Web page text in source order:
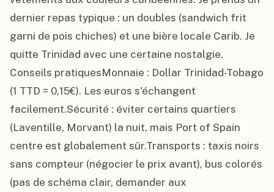
dernier repas typique : un doubles (sandwich frit
garni de pois chiches) et une bière locale Carib. Je
quitte Trinidad avec une certaine nostalgie.
Conseils pratiquesMonnaie : Dollar Trinidad-Tobago
(1 TTD = 0,15€). Les euros s'échangent
facilement.Sécurité : éviter certains quartiers
(Laventille, Morvant) la nuit, mais Port of Spain
centre est globalement sûr.Transports : taxis noirs
sans compteur (négocier le prix avant), bus colorés
(pas de schéma clair, demander aux